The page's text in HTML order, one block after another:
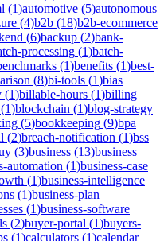
(1)automotive (5)autonomous
(4)b2b (18)b2b-ecommerce
(6)backup (2)bank-
processing (1)batch-
(1)benefits (1)best-
(8)bi-tools (1)bias
(1)billable-hours (1)billing
1)blockchain (1)blog-strategy
(5)bookkeeping (9)bpa
(2)breach-notification (1)bss
(3)business (13)business
automation (1)business-case
(1)business-intelligence
(1)business-plan
(1)business-software
(2)buyer-portal (1)buyers-
(1)calculators (1)calendar